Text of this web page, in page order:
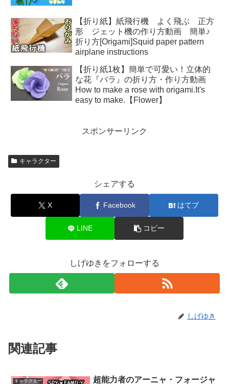
【折り紙】紙飛行機 よく飛ぶ 正方
形 ジェット機の作り方動画 簡単♪
折り方[Origami]Squid paper pattern
airplane instructions
【折り紙1枚】簡単で可愛い！立体的
な花『バラ』の折り方・作り方動画
How to make a rose with origami.It's
easy to make.【Flower】
スポンサーリンク
キャラクター
シェアする
X Facebook はてブ
LINE コピー
しげゆきをフォローする
しげゆき
関連記事
キャラクター
超能力者のアーニャ・フォージャ